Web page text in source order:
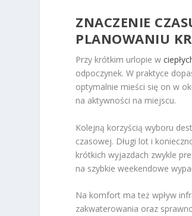
ZNACZENIE
PLANOWANIU
Przy krótkim urlopie w
odpoczynek. W praktyce
optymalnie mieści się on w
na aktywności na miejscu.
Kolejną korzyścią wyboru
czasowej. Długi lot i
krótkich wyjazdach zwykle
na szybkie weekendowe
Na komfort ma też wpływ
zakwaterowania oraz